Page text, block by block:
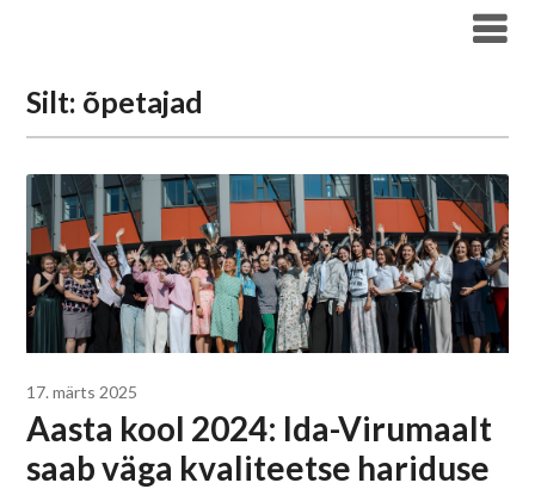
Silt: õpetajad
17. märts 2025
Aasta kool 2024: Ida-Virumaalt
saab väga kvaliteetse hariduse